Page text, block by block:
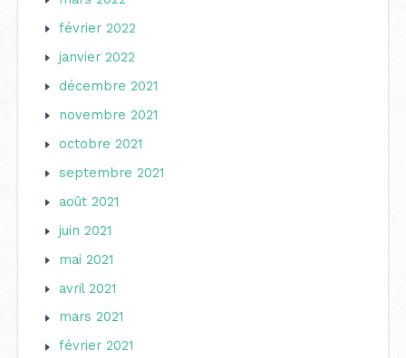
février 2022
janvier 2022
décembre 2021
novembre 2021
octobre 2021
septembre 2021
août 2021
juin 2021
mai 2021
avril 2021
mars 2021
février 2021